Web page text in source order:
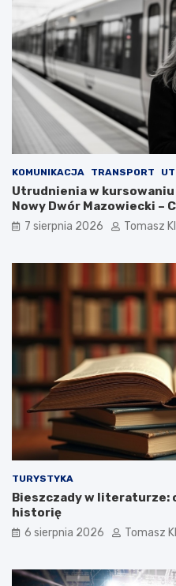
KOMUNIKACJA TRANSPORT
Utrudnienia w
Nowy Dwór Mazowiecki –
7 sierpnia 2026 Tomasz
TURYSTYKA
Bieszczady w literaturze:
historię
6 sierpnia 2026 Tomasz